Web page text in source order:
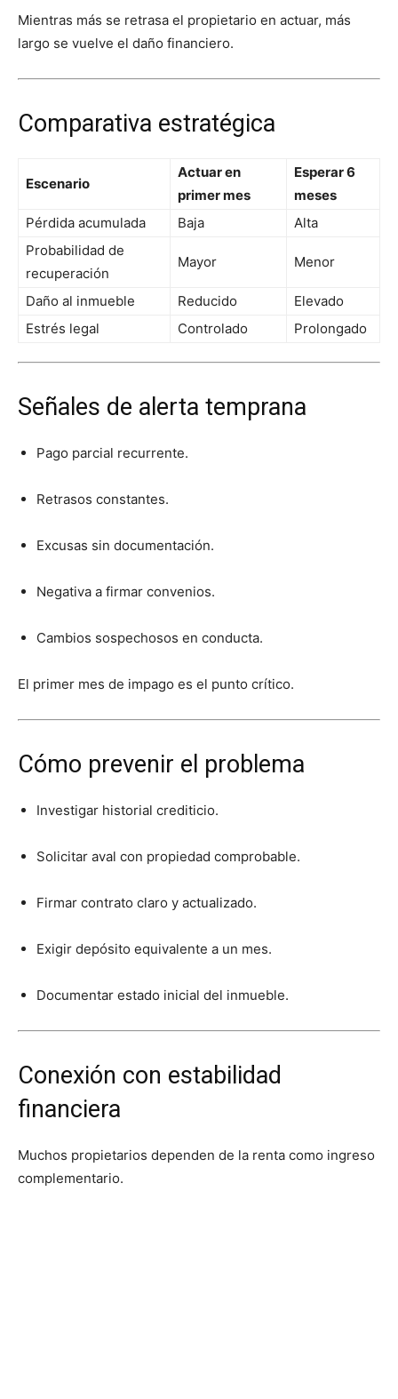
Mientras más se retrasa el propietario en actuar, más
largo se vuelve el daño financiero.
Comparativa estratégica
Escenario
Actuar en
primer mes
Esperar 6
meses
Pérdida acumulada
Baja
Alta
Probabilidad de
recuperación
Mayor Menor
Daño al inmueble Reducido
Elevado
Estrés legal
Controlado Prolongado
Señales de alerta temprana
Pago parcial recurrente.
Retrasos constantes.
Excusas sin documentación.
Negativa a firmar convenios.
Cambios sospechosos en conducta.
El primer mes de impago es el punto crítico.
Cómo prevenir el problema
Investigar historial crediticio.
Solicitar aval con propiedad comprobable.
Firmar contrato claro y actualizado.
Exigir depósito equivalente a un mes.
Documentar estado inicial del inmueble.
Conexión con estabilidad
financiera
Muchos propietarios dependen de la renta como ingreso
complementario.